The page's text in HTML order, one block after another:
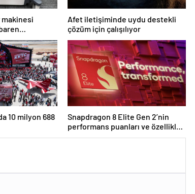
Afet iletişiminde uydu destekli
çözüm için çalışılıyor
10 milyon 688
Snapdragon 8 Elite Gen 2’nin
performans puanları ve özellikleri
ortaya çıktı